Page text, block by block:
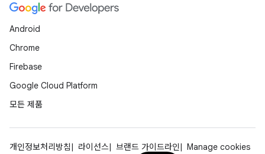
Android
Chrome
Firebase
Google Cloud Platform
모든 제품
개인정보처리방침 라이선스 브랜드 가이드라인 Manage cookies